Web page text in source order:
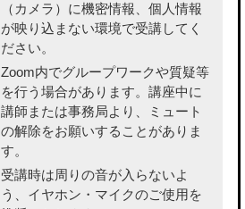
（カメラ）に機密情報、個人情報
が映り込まない環境で受講してく
ださい。
Zoom内でグループワークや質疑等
を行う場合があります。講座中に
講師または事務局より、ミュート
の解除をお願いすることがありま
す。
受講時は周りの音が入らないよ
う、イヤホン・マイクのご使用を